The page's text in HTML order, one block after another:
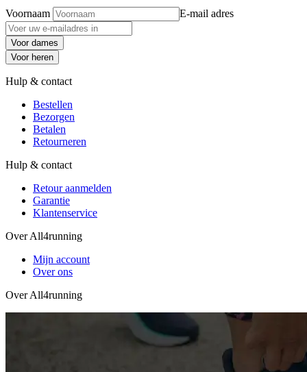
Voornaam E-mail adres
Voor dames
Voor heren
Hulp & contact
Bestellen
Bezorgen
Betalen
Retourneren
Hulp & contact
Retour aanmelden
Garantie
Klantenservice
Over All4running
Mijn account
Over ons
Over All4running